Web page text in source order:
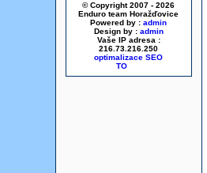
© Copyright 2007 - 2026
Enduro team Horažďovice
Powered by : admin
Design by : admin
Vaše IP adresa :
216.73.216.250
optimalizace SEO